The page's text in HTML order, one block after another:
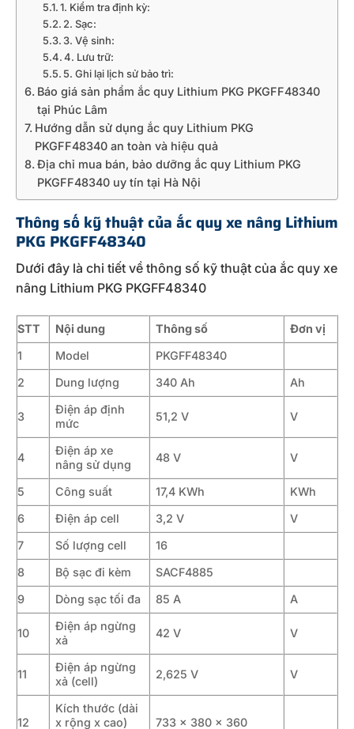
1. Kiểm tra định kỳ:
2. Sạc:
3. Vệ sinh:
4. Lưu trữ:
5. Ghi lại lịch sử bảo trì:
Báo giá sản phẩm ắc quy Lithium PKG PKGFF48340
tại Phúc Lâm
Hướng dẫn sử dụng ắc quy Lithium PKG
PKGFF48340 an toàn và hiệu quả
Địa chỉ mua bán, bảo dưỡng ắc quy Lithium PKG
PKGFF48340 uy tín tại Hà Nội
Thông số kỹ thuật của ắc quy xe nâng Lithium
PKG PKGFF48340
Dưới đây là chi tiết về thông số kỹ thuật của ắc quy xe
nâng Lithium PKG PKGFF48340
STT Nội dung Thông số
Đơn vị
1
Model
PKGFF48340
2
Dung lượng 340 Ah Ah
3
Điện áp định
mức
51,2 V V
4
Điện áp xe
nâng sử dụng
48 V V
5 Công suất 17,4 KWh
KWh
6
Điện áp cell 3,2 V
V
7
Số lượng cell
16
8
Bộ sạc đi kèm
SACF4885
9
Dòng sạc tối đa 85 A A
10
Điện áp ngừng
xả
42 V V
11
Điện áp ngừng
xả (cell)
2,625 V V
12
Kích thước (dài
x rộng x cao)
733 x 380 x 360